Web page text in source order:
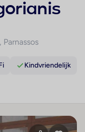
, Parnassos
Kindvriendelijk